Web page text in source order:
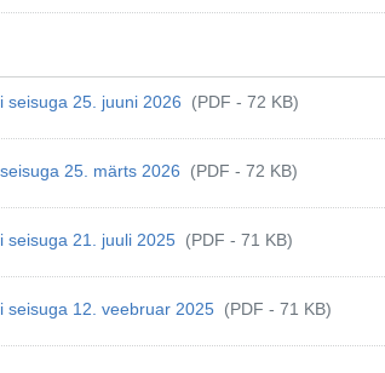
seisuga 25. juuni 2026 (PDF - 72 KB)
25. märts 2026 (PDF - 72 KB)
seisuga 21. juuli 2025 (PDF - 71 KB)
seisuga 12. veebruar 2025 (PDF - 71 KB)